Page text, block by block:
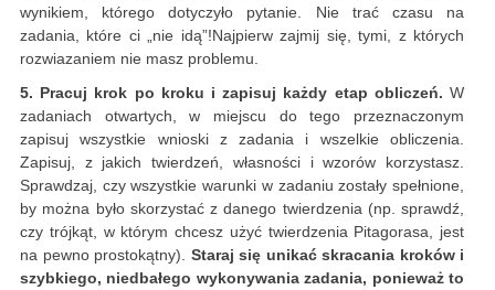
wynikiem, którego dotyczyło pytanie. Nie trać czasu na
zadania, które ci „nie idą”!Najpierw zajmij się, tymi, z których
rozwiazaniem nie masz problemu.
5. Pracuj krok po kroku i zapisuj każdy etap obliczeń. W
zadaniach otwartych, w miejscu do tego przeznaczonym
zapisuj wszystkie wnioski z zadania i wszelkie obliczenia.
Zapisuj, z jakich twierdzeń, własności i wzorów korzystasz.
Sprawdzaj, czy wszystkie warunki w zadaniu zostały spełnione,
by można było skorzystać z danego twierdzenia (np. sprawdź,
czy trójkąt, w którym chcesz użyć twierdzenia Pitagorasa, jest
na pewno prostokątny). Staraj się unikać skracania kroków i
szybkiego, niedbałego wykonywania zadania, ponieważ to